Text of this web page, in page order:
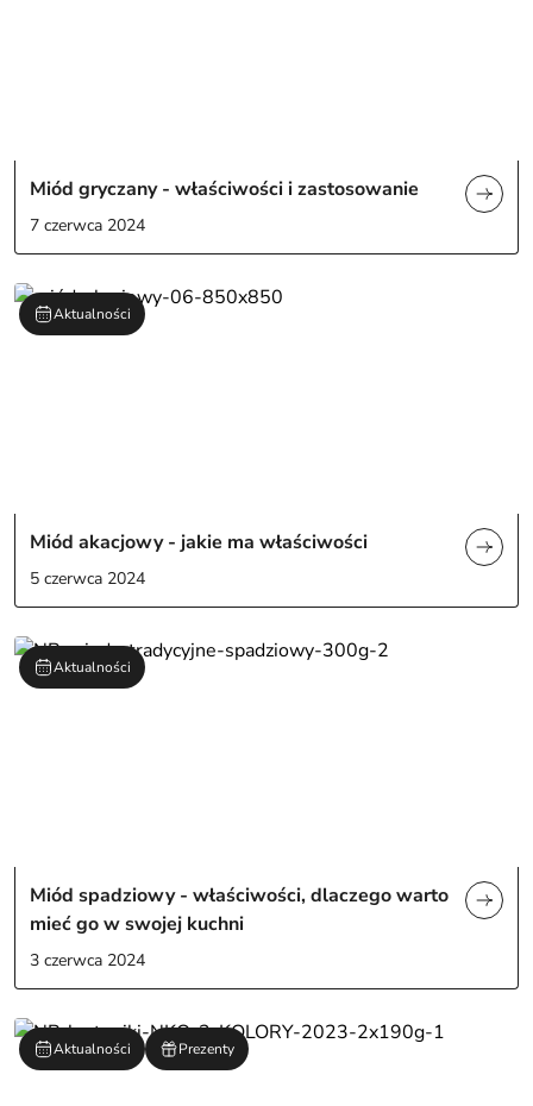
Miód gryczany - właściwości i zastosowanie
7 czerwca 2024
Miód akacjowy - jakie ma właściwości
5 czerwca 2024
Aktualności
Miód spadziowy - właściwości, dlaczego warto
mieć go w swojej kuchni
3 czerwca 2024
Aktualności
Aktualności Prezenty